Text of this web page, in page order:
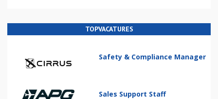
TOPVACATURES
Safety & Compliance Manager
Sales Support Staff